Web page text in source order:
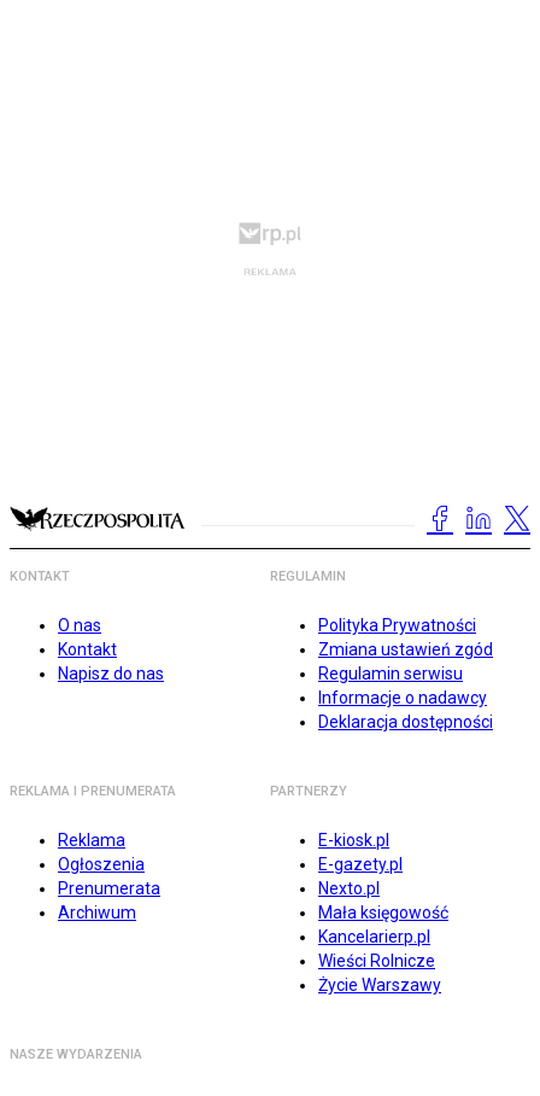
KONTAKT
O nas
Kontakt
Napisz do nas
REGULAMIN
Polityka Prywatności
Zmiana ustawień zgód
Regulamin serwisu
Informacje o nadawcy
Deklaracja dostępności
REKLAMA I PRENUMERATA
Reklama
Ogłoszenia
Prenumerata
Archiwum
PARTNERZY
E-kiosk.pl
E-gazety.pl
Nexto.pl
Mała księgowość
Kancelarierp.pl
Wieści Rolnicze
Życie Warszawy
NASZE WYDARZENIA